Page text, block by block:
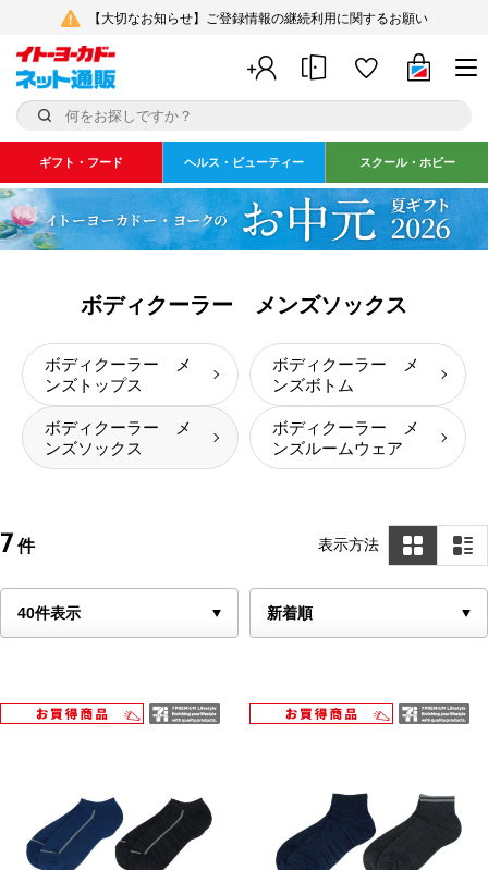
【大切なお知らせ】ご登録情報の継続利用に関するお願い
ギフト・フード ヘルス・ビューティー スクール・ホビー
ボディクーラー メンズソックス
ボディクーラー メ
ンズトップス
ボディクーラー メ
ンズボトム
ボディクーラー メ
ンズソックス
ボディクーラー メ
ンズルームウェア
7 件 表示方法